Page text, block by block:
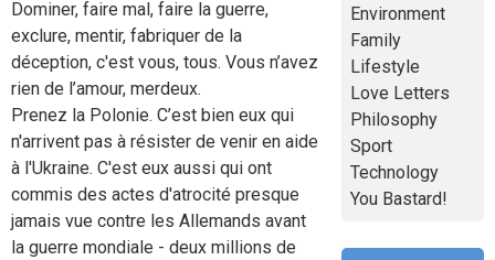
Dominer, faire mal, faire la guerre,
exclure, mentir, fabriquer de la
déception, c'est vous, tous. Vous n’avez
rien de l’amour, merdeux.
Prenez la Polonie. C’est bien eux qui
n'arrivent pas à résister de venir en aide
à l'Ukraine. C'est eux aussi qui ont
commis des actes d'atrocité presque
jamais vue contre les Allemands avant
la guerre mondiale - deux millions de
Environment
Family
Lifestyle
Love Letters
Philosophy
Sport
Technology
You Bastard!